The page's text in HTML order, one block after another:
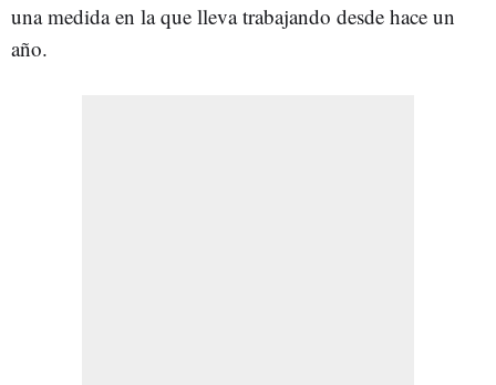
una medida en la que lleva trabajando desde hace un
año.